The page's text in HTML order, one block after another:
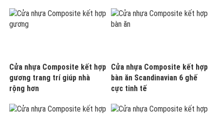
Cửa nhựa Composite kết hợp
gương trang trí giúp nhà
rộng hơn
Cửa nhựa Composite kết hợp
bàn ăn Scandinavian 6 ghế
cực tinh tế